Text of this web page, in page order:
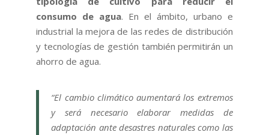
consumo de agua. En el ámbito, urbano e
industrial la mejora de las redes de distribución
y tecnologías de gestión también permitirán un
ahorro de agua.
“El cambio climático aumentará los extremos
y será necesario elaborar medidas de
adaptación ante desastres naturales como las